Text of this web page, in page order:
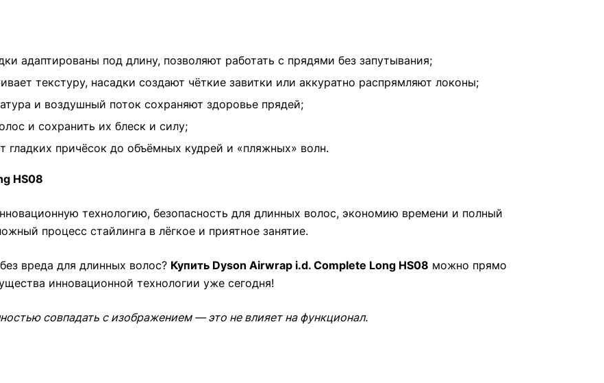
адаптированы под длину, позволяют работать с прядями без запутывания;
текстуру, насадки создают чёткие завитки или аккуратно распрямляют локоны;
и воздушный поток сохраняют здоровье прядей;
и сохранить их блеск и силу;
причёсок до объёмных кудрей и «пляжных» волн.
HS08
технологию, безопасность для длинных волос, экономию времени и полный
процесс стайлинга в лёгкое и приятное занятие.
вреда для длинных волос? Купить Dyson Airwrap i.d. Complete Long HS08 можно прямо
инновационной технологии уже сегодня!
совпадать с изображением — это не влияет на функционал.